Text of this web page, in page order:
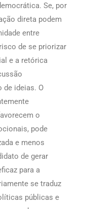
Se, por
direta podem
entre
de se priorizar
e a retórica
de ideias. O
o
pode
e menos
de gerar
para a
se traduz
públicas e